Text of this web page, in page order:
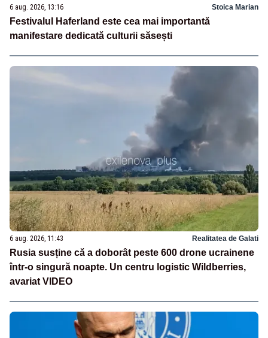
6 aug. 2026, 13:16 Stoica Marian
Festivalul Haferland este cea mai importantă
manifestare dedicată culturii săsești
6 aug. 2026, 11:43 Realitatea de Galati
Rusia susține că a doborât peste 600 drone ucrainene
într-o singură noapte. Un centru logistic Wildberries,
avariat VIDEO